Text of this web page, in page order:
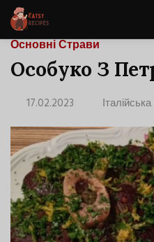
Основні Страви
Особуко З
17.02.2023